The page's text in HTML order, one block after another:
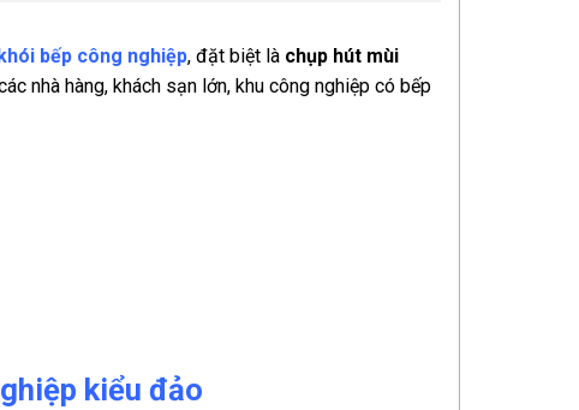
bếp công nghiệp, đặt biệt là chụp hút mùi
nhà hàng, khách sạn lớn, khu công nghiệp có bếp
kiểu đảo